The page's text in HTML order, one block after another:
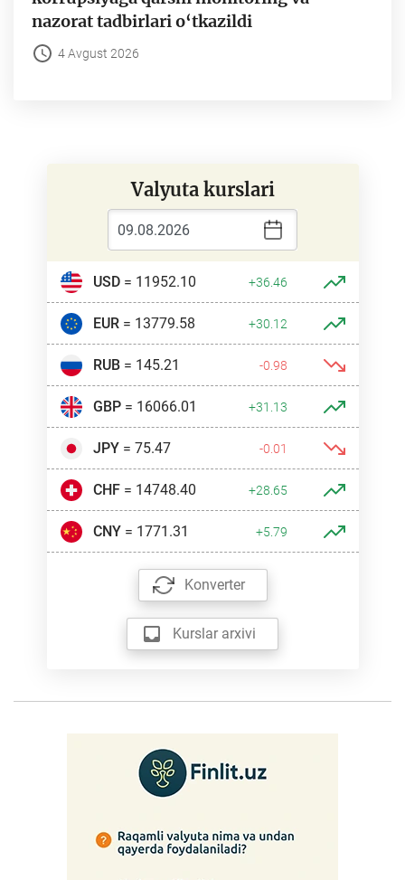
nazorat tadbirlari o‘tkazildi
4 Avgust 2026
Valyuta kurslari
USD= 11952.10 +36.46
EUR= 13779.58 +30.12
RUB= 145.21 -0.98
GBP= 16066.01 +31.13
JPY= 75.47 -0.01
CHF= 14748.40 +28.65
CNY= 1771.31 +5.79
Konverter
Kurslar arxivi